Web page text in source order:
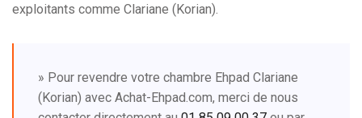
exploitants comme Clariane (Korian).
» Pour revendre votre chambre Ehpad Clariane
(Korian) avec Achat-Ehpad.com, merci de nous